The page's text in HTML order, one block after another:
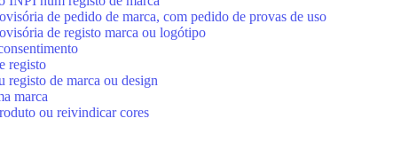
de pedido de marca, com pedido de provas de uso
de registo marca ou logótipo
registo
registo de marca ou design
marca
ou reivindicar cores